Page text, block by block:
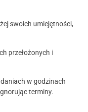
swoich umiejętności,
przełożonych i
w godzinach
terminy.